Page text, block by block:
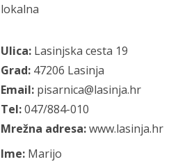
lokalna
Ulica: Lasinjska cesta 19
Grad: 47206 Lasinja
Email: pisarnica@lasinja.hr
Tel:047/884-010
Mrežna adresa:www.lasinja.hr
Ime: Marijo